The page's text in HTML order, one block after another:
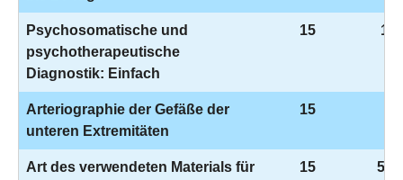
Psychosomatische und
psychotherapeutische
Diagnostik: Einfach
15 1-
Arteriographie der Gefäße der
unteren Extremitäten
15
Art des verwendeten Materials für
15 5-